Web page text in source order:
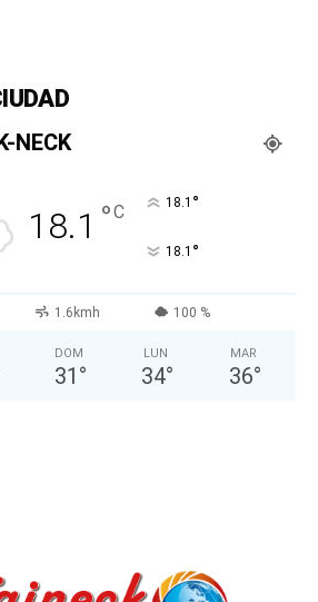
NECK
18.1 °C 18.1 °
18.1 °
1.6kmh 100 %
DOM
31 °
LUN
34°
MAR
36°